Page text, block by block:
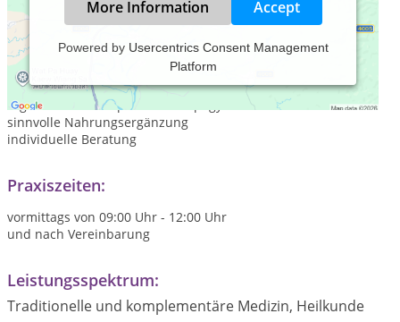
More Information Accept
Powered by Usercentrics Consent Management
Platform
Naturheilpraxis für Mensch und Tier
Schwerpunkt Global Diagnostics und Radionik
ergänzend Homöopathie und Spagyrik
sinnvolle Nahrungsergänzung
individuelle Beratung
Praxiszeiten:
vormittags von 09:00 Uhr - 12:00 Uhr
und nach Vereinbarung
Leistungsspektrum:
Traditionelle und komplementäre Medizin, Heilkunde